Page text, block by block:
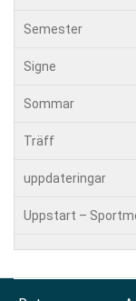
Semester
Signe
Sommar
Träff
uppdateringar
Uppstart –